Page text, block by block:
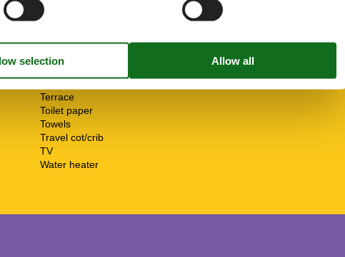
Internet - WiFi
Mountain view
Non-smokers
Pets allowed or on request
Terrace
Toilet paper
Towels
Travel cot/crib
TV
Water heater